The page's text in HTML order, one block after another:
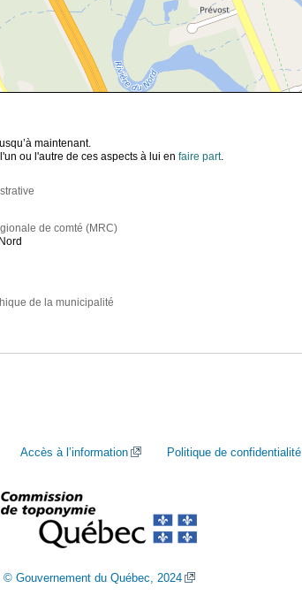
maintenant.
ou l'autre de ces aspects à lui en faire part.
de comté (MRC)
de la municipalité
Accès à l’information Politique de confidentialité
© Gouvernement du Québec, 2024